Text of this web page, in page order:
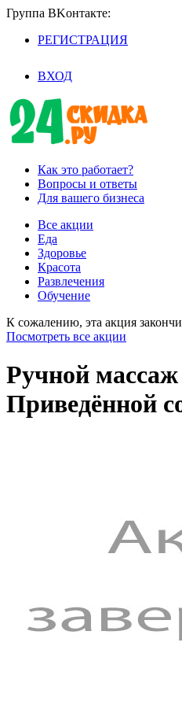
Группа BKoнтaктe:
РЕГИСТРАЦИЯ
ВХОД
Как это работает?
Вопросы и ответы
Для вашего бизнеса
Все акции
Еда
Здоровье
Красота
Развлечения
Обучение
К сожалению, эта акция
Посмотреть все акции
Ручной
Приведённой